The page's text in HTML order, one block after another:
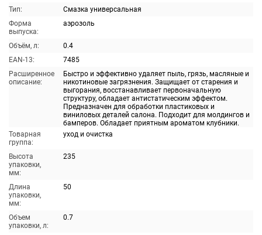
Тип:
Смазка универсальная
Форма
выпуска:
аэрозоль
Объём, л:
0.4
EAN-13:
7485
Расширенное
описание:
Быстро и эффективно удаляет пыль, грязь, масляные и
никотиновые загрязнения. Защищает от старения и
выгорания, восстанавливает первоначальную
структуру, обладает антистатическим эффектом.
Предназначен для обработки пластиковых и
виниловых деталей салона. Подходит для молдингов и
бамперов. Обладает приятным ароматом клубники.
Товарная
группа:
уход и очистка
Высота
упаковки,
мм:
235
Длина
упаковки,
мм:
50
Объем
упаковки, л:
0.7